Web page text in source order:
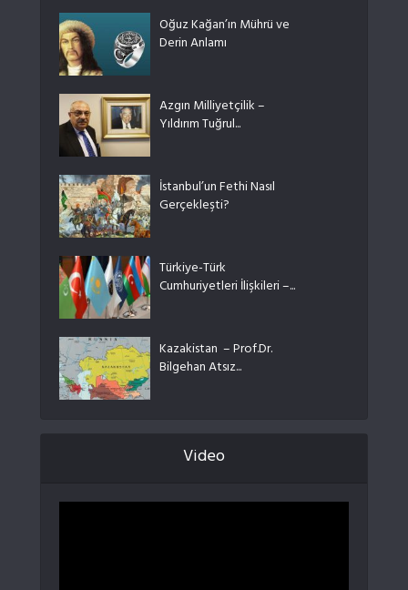
Oğuz Kağan’ın Mührü ve
Derin Anlamı
Azgın Milliyetçilik –
Yıldırım Tuğrul...
İstanbul’un Fethi Nasıl
Gerçekleşti?
Türkiye-Türk
Cumhuriyetleri İlişkileri –...
Kazakistan – Prof.Dr.
Bilgehan Atsız...
Video